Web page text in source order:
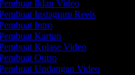
Iklan Video
Instagram Reels
Intro
Kartun
Kolase Video
Outro
Undangan Video